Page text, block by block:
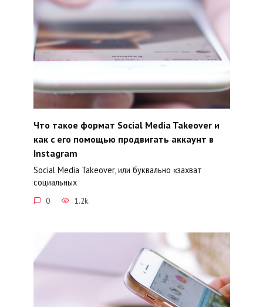
Что такое формат Social Media Takeover и
как с его помощью продвигать аккаунт в
Instagram
Social Media Takeover, или буквально «захват
социальных
0 1.2k.